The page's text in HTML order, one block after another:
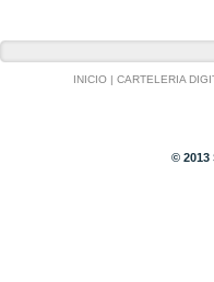
INICIO | CARTELERIA
© 2013